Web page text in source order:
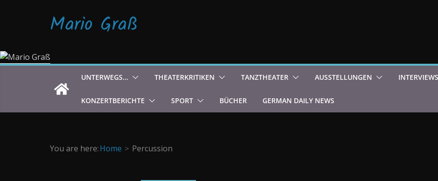
Mario Graß
UNTERWEGS… THEATERKRITIKEN TANZTHEATER AUSSTELLUNGEN INTERVIEWS
KONZERTBERICHTE SPORT BÜCHER GERMAN DAILY NEWS
You are here:Home Percussion